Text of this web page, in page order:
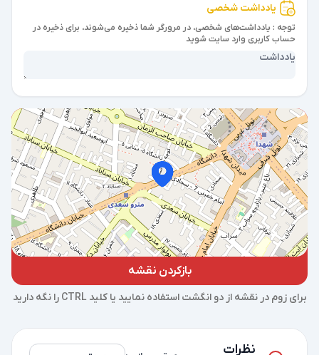
یادداشت شخصی
توجه : یادداشت‌های شخصی، در مرورگر شما ذخیره می‌شوند، برای ذخیره در
حساب کاربری وارد سایت شوید
بازکردن نقشه
برای زوم در نقشه از دو انگشت استفاده نمایید یا کلید CTRL را نگه دارید
نظرات